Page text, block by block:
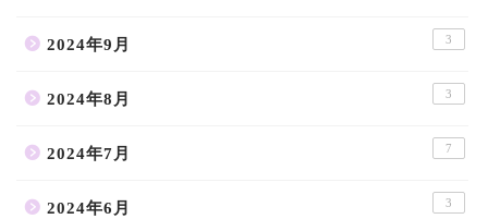
2024年9月 3
2024年8月 3
2024年7月 7
2024年6月 3